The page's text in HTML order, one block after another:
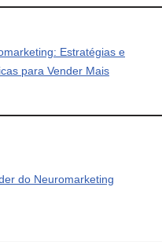
Estratégias e
para Vender Mais
do Neuromarketing